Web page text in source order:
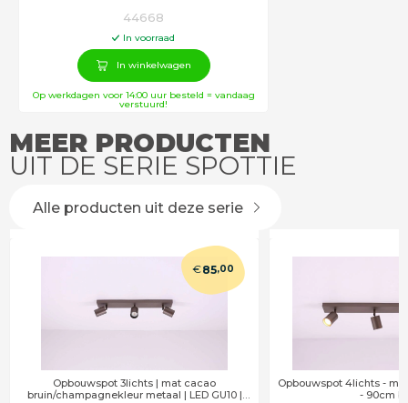
44668
In voorraad
In winkelwagen
Op werkdagen voor 14:00 uur besteld = vandaag
verstuurd!
MEER PRODUCTEN
UIT DE SERIE SPOTTIE
Alle producten uit deze serie
Opbouwspot 3lichts | mat cacao
bruin/champagnekleur metaal | LED GU10 |
€85,00
Opbouwspot 4lichts -
- 90cm